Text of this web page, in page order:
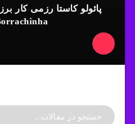
پائولو کاستا رزمی کار